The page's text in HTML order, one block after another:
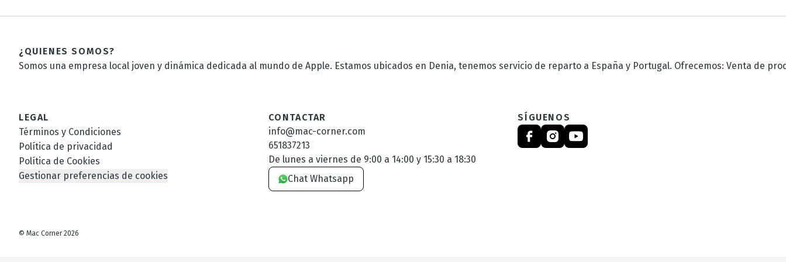
¿QUIENES SOMOS?
Somos una empresa local joven y dinámica dedicada al mundo de Apple. Estamos ubicados en Denia, tenemos servicio de reparto a España y Portugal. Ofrecemos: Venta de
LEGAL
Términos y Condiciones
Política de privacidad
Política de Cookies
Gestionar preferencias de cookies
CONTACTAR
info@mac-corner.com
651837213
De lunes a viernes de 9:00 a 14:00 y 15:30 a 18:30
Chat Whatsapp
SÍGUENOS
© Mac Corner 2026